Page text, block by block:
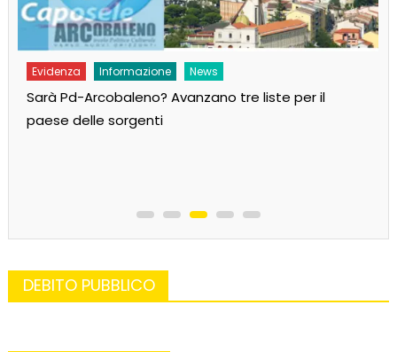
Evidenza Informazione News
Sarà Pd-Arcobaleno? Avanzano tre liste per il
paese delle sorgenti
DEBITO PUBBLICO